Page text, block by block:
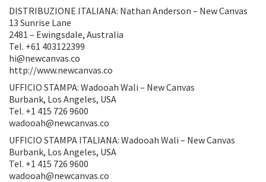
DISTRIBUZIONE ITALIANA: Nathan Anderson – New Canvas
13 Sunrise Lane
2481 – Ewingsdale, Australia
Tel. +61 403122399
hi@newcanvas.co
http://www.newcanvas.co
UFFICIO STAMPA: Wadooah Wali – New Canvas
Burbank, Los Angeles, USA
Tel. +1 415 726 9600
wadooah@newcanvas.co
UFFICIO STAMPA ITALIANA: Wadooah Wali – New Canvas
Burbank, Los Angeles, USA
Tel. +1 415 726 9600
wadooah@newcanvas.co